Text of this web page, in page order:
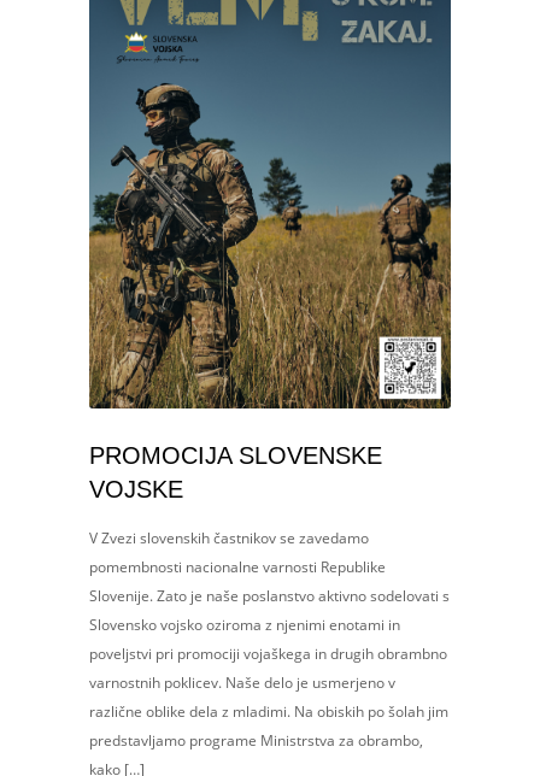
PROMOCIJA SLOVENSKE
VOJSKE
V Zvezi slovenskih častnikov se zavedamo
pomembnosti nacionalne varnosti Republike
Slovenije. Zato je naše poslanstvo aktivno sodelovati s
Slovensko vojsko oziroma z njenimi enotami in
poveljstvi pri promociji vojaškega in drugih obrambno
varnostnih poklicev. Naše delo je usmerjeno v
različne oblike dela z mladimi. Na obiskih po šolah jim
predstavljamo programe Ministrstva za obrambo,
kako […]